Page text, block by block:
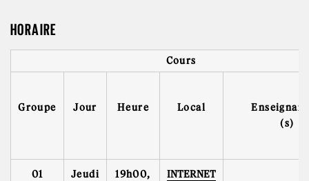
HORAIRE
Cours
Groupe Jour Heure Local
(s)
01 Jeudi
19h00,
INTERNET